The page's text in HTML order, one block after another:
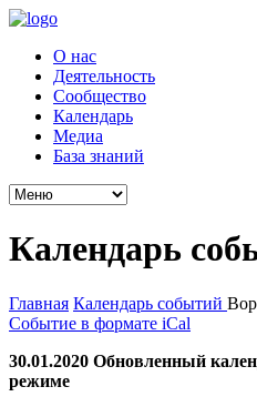
О нас
Деятельность
Сообщество
Календарь
Медиа
База знаний
Календарь
Главная Календарь событий
Событие в формате iCal
30.01.2020 Обновленный
режиме